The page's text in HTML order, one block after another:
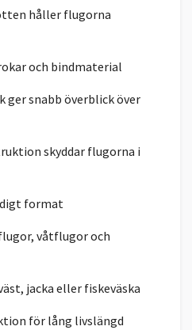
håller flugorna
och bindmaterial
snabb överblick över
skyddar flugorna i
format
våtflugor och
jacka eller fiskeväska
för lång livslängd